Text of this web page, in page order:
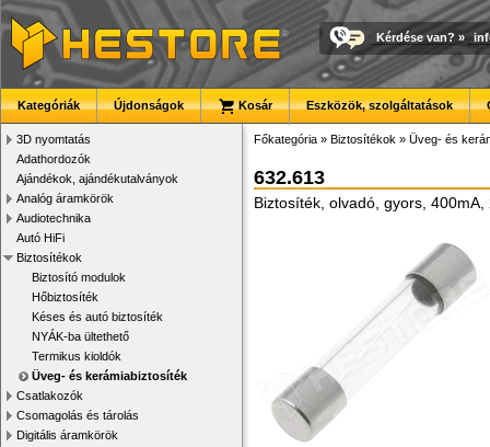
Kérdése van? »
Kategóriák Újdonságok Kosár Eszközök, szolgáltatások
3D nyomtatás
Adathordozók
Ajándékok, ajándékutalványok
Analóg áramkörök
Audiotechnika
Autó HiFi
Biztosítékok
Biztosító modulok
Hőbiztosíték
Késes és autó biztosíték
NYÁK-ba ültethető
Termikus kioldók
Üveg- és kerámiabiztosíték
Csatlakozók
Csomagolás és tárolás
Digitális áramkörök
Főkategória » Biztosítékok » Üveg- és
632.613
Biztosíték, olvadó, gyors,